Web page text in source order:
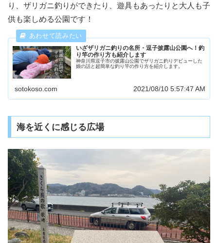
り、ザリガニ釣りができたり、遊具もあったりと大人も子
供も楽しめる公園です！
いざザリガニ釣りの名所・逗子披露山公園へ！釣
り竿の作り方も紹介します
神奈川県逗子市の披露山公園でザリガニ釣りデビューした
娘の話と超簡単な釣り竿の作り方を紹介します。
sotokoso.com 2021/08/10 5:57:47 AM
海を近くに感じる広場